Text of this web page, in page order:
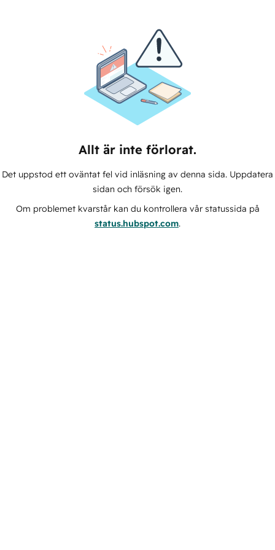
Allt är inte förlorat.
Det uppstod ett oväntat fel vid inläsning av denna sida. Uppdatera
sidan och försök igen.
Om problemet kvarstår kan du kontrollera vår statussida på
status.hubspot.com.